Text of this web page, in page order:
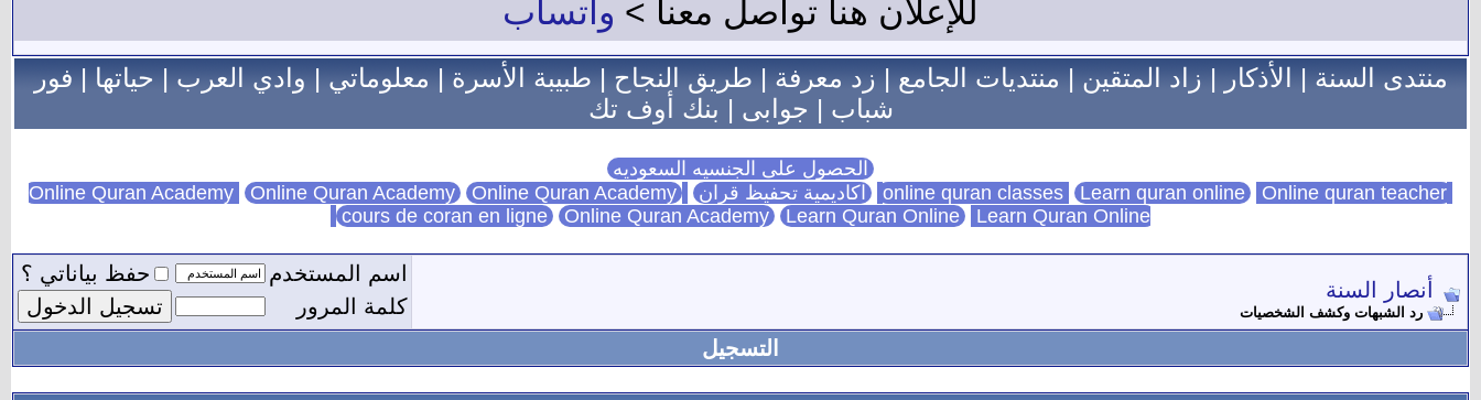
للإعلان هنا تواصل معنا > واتساب
منتدى السنة|الأذكار|زاد المتقين|منتديات الجامع|زد معرفة|طريق النجاح|طبيبة الأسرة|معلوماتي|وادي العرب|حياتها|فور
شباب | جوابى | بنك أوف تك
الحصول على الجنسيه السعوديه
Learn quran online Online quran teacher اكاديمية تحفيظ قران Online Quran Academy Online Quran Academy
cours de coran en ligne Online Quran Academy Learn Quran Online Learn Quran Online
أنصار السنة
رد الشبهات وكشف الشخصيات
اسم المستخدم
حفظ بياناتي ؟
كلمة المرور
التسجيل